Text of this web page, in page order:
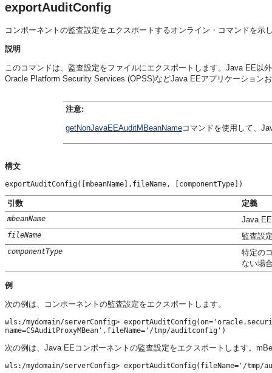
exportAuditConfig
コンポーネントの監査設定をエクスポートするオンライン・コマンドを示
説明
このコマンドは、監査設定をファイルにエクスポートします。Java EE
Oracle Platform Security Services (OPSS)などJava EEアプリケーション
注意:
getNonJavaEEAuditMBeanNameコマンドを使用して、
構文
exportAuditConfig([mbeanName],fileName, [componentType])
引数 定義
mbeanName Java
fileName 監査設
componentType
特定の
ない場
例
次の例は、コンポーネントの監査設定をエクスポートします。
wls:/mydomain/serverConfig>
次の例は、Java EEコンポーネントの監査設定をエクスポートします。
wls:/mydomain/serverConfig> exportAuditConfig(fileName='/